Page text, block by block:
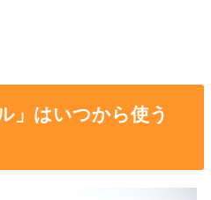
」はいつから使う